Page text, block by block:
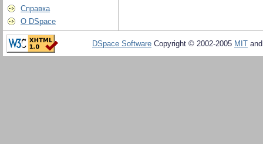
Справка
О DSpace
DSpace Software Copyright © 2002-2005 MIT